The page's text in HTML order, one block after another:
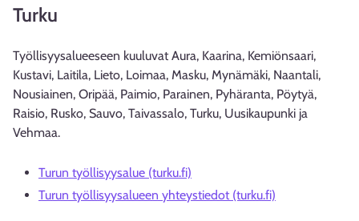
Turku
Työllisyysalueeseen kuuluvat Aura, Kaarina, Kemiönsaari,
Kustavi, Laitila, Lieto, Loimaa, Masku, Mynämäki, Naantali,
Nousiainen, Oripää, Paimio, Parainen, Pyhäranta, Pöytyä,
Raisio, Rusko, Sauvo, Taivassalo, Turku, Uusikaupunki ja
Vehmaa.
Turun työllisyysalue (turku.fi)
Turun työllisyysalueen yhteystiedot (turku.fi)